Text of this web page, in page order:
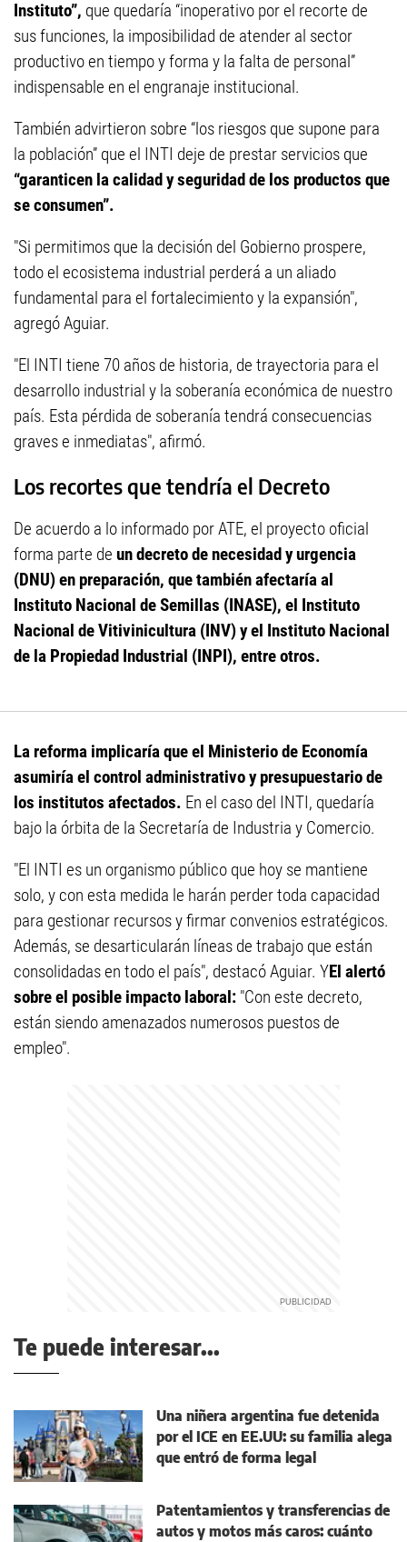
Instituto”, que quedaría “inoperativo por el recorte de
sus funciones, la imposibilidad de atender al sector
productivo en tiempo y forma y la falta de personal”
indispensable en el engranaje institucional.
También advirtieron sobre “los riesgos que supone para
la población” que el INTI deje de prestar servicios que
“garanticen la calidad y seguridad de los productos que
se consumen”.
"Si permitimos que la decisión del Gobierno prospere,
todo el ecosistema industrial perderá a un aliado
fundamental para el fortalecimiento y la expansión",
agregó Aguiar.
"El INTI tiene 70 años de historia, de trayectoria para el
desarrollo industrial y la soberanía económica de nuestro
país. Esta pérdida de soberanía tendrá consecuencias
graves e inmediatas", afirmó.
Los recortes que tendría el Decreto
De acuerdo a lo informado por ATE, el proyecto oficial
forma parte de un decreto de necesidad y urgencia
(DNU) en preparación, que también afectaría al
Instituto Nacional de Semillas (INASE), el Instituto
Nacional de Vitivinicultura (INV) y el Instituto Nacional
de la Propiedad Industrial (INPI), entre otros.
La reforma implicaría que el Ministerio de Economía
asumiría el control administrativo y presupuestario de
los institutos afectados. En el caso del INTI, quedaría
bajo la órbita de la Secretaría de Industria y Comercio.
"El INTI es un organismo público que hoy se mantiene
solo, y con esta medida le harán perder toda capacidad
para gestionar recursos y firmar convenios estratégicos.
Además, se desarticularán líneas de trabajo que están
consolidadas en todo el país", destacó Aguiar. YEl alertó
sobre el posible impacto laboral: "Con este decreto,
están siendo amenazados numerosos puestos de
empleo".
Te puede interesar...
Una niñera argentina fue detenida
por el ICE en EE.UU: su familia alega
que entró de forma legal
Patentamientos y transferencias de
autos y motos más caros: cuánto